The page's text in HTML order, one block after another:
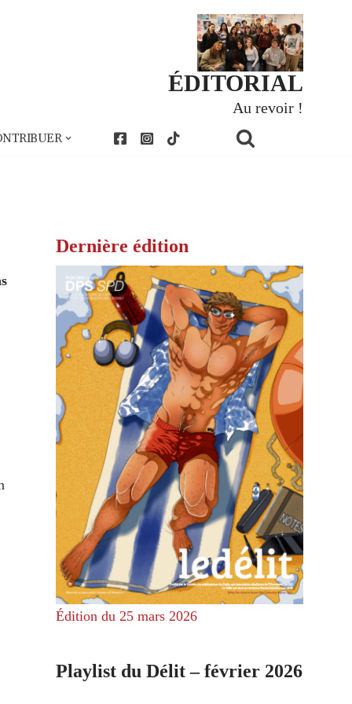
ÉDITORIAL
Au revoir !
Dernière édition
Édition du 25 mars 2026
Playlist du Délit – février 2026